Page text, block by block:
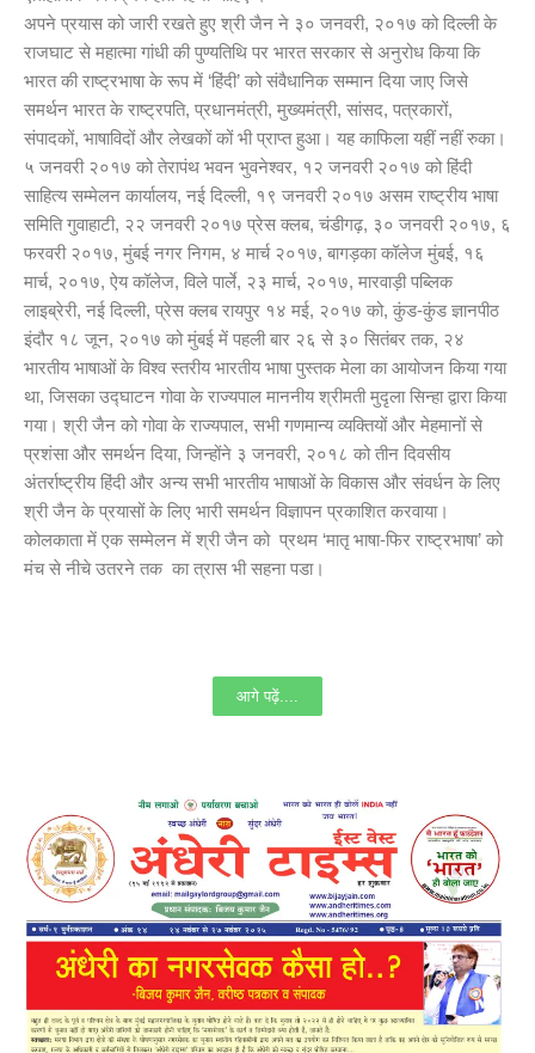
अपने प्रयास को जारी रखते हुए श्री जैन ने ३० जनवरी, २०१७ को दिल्ली के
राजघाट से महात्मा गांधी की पुण्यतिथि पर भारत सरकार से अनुरोध किया कि
भारत की राष्ट्रभाषा के रूप में ‘हिंदी’ को संवैधानिक सम्मान दिया जाए जिसे
समर्थन भारत के राष्ट्रपति, प्रधानमंत्री, मुख्यमंत्री, सांसद, पत्रकारों,
संपादकों, भाषाविदों और लेखकों कों भी प्राप्त हुआ। यह काफिला यहीं नहीं रुका।
५ जनवरी २०१७ को तेरापंथ भवन भुवनेश्वर, १२ जनवरी २०१७ को हिंदी
साहित्य सम्मेलन कार्यालय, नई दिल्ली, १९ जनवरी २०१७ असम राष्ट्रीय भाषा
समिति गुवाहाटी, २२ जनवरी २०१७ प्रेस क्लब, चंडीगढ़, ३० जनवरी २०१७, ६
फरवरी २०१७, मुंबई नगर निगम, ४ मार्च २०१७, बागड़का कॉलेज मुंबई, १६
मार्च, २०१७, ऐय कॉलेज, विले पार्ले, २३ मार्च, २०१७, मारवाड़ी पब्लिक
लाइब्रेरी, नई दिल्ली, प्रेस क्लब रायपुर १४ मई, २०१७ को, कुंड-कुंड ज्ञानपीठ
इंदौर १८ जून, २०१७ को मुंबई में पहली बार २६ से ३० सितंबर तक, २४
भारतीय भाषाओं के विश्व स्तरीय भारतीय भाषा पुस्तक मेला का आयोजन किया गया
था, जिसका उद्घाटन गोवा के राज्यपाल माननीय श्रीमती मुदृला सिन्हा द्वारा किया
गया। श्री जैन को गोवा के राज्यपाल, सभी गणमान्य व्यक्तियों और मेहमानों से
प्रशंसा और समर्थन दिया, जिन्होंने ३ जनवरी, २०१८ को तीन दिवसीय
अंतर्राष्ट्रीय हिंदी और अन्य सभी भारतीय भाषाओं के विकास और संवर्धन के लिए
श्री जैन के प्रयासों के लिए भारी समर्थन विज्ञापन प्रकाशित करवाया।
कोलकाता में एक सम्मेलन में श्री जैन को प्रथम ‘मातृ भाषा-फिर राष्ट्रभाषा’ को
मंच से नीचे उतरने तक का त्रास भी सहना पडा।
आगे पढ़ें....